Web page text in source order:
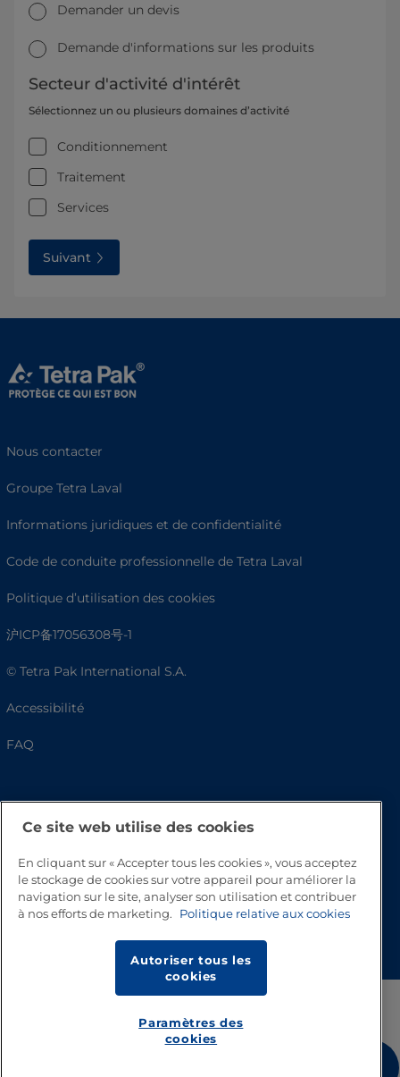
Demander un devis
Demande d'informations sur les produits
Secteur d'activité d'intérêt
Sélectionnez un ou plusieurs domaines d’activité
Conditionnement
Traitement
Services
Suivant
Nous contacter
Groupe Tetra Laval
Informations juridiques et de confidentialité
Code de conduite professionnelle de Tetra Laval
Politique d’utilisation des cookies
沪ICP备17056308号-1
© Tetra Pak International S.A.
Accessibilité
FAQ
Ce site web utilise des cookies
En cliquant sur « Accepter tous les cookies », vous acceptez
le stockage de cookies sur votre appareil pour améliorer la
navigation sur le site, analyser son utilisation et contribuer
à nos efforts de marketing.
Politique relative aux cookies
Autoriser tous les
cookies
Paramètres des
cookies